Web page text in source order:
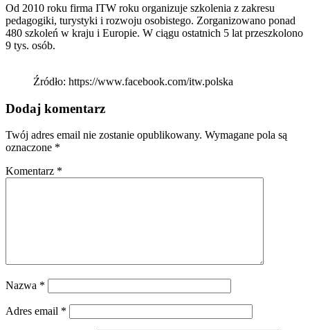
Od 2010 roku firma ITW roku organizuje szkolenia z zakresu
pedagogiki, turystyki i rozwoju osobistego. Zorganizowano ponad
480 szkoleń w kraju i Europie. W ciągu ostatnich 5 lat przeszkolono
9 tys. osób.
Źródło: https://www.facebook.com/itw.polska
Dodaj komentarz
Twój adres email nie zostanie opublikowany. Wymagane pola są
oznaczone *
Komentarz *
Nazwa *
Adres email *